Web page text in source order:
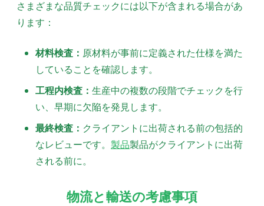
さまざまな品質チェックには以下が含まれる場合があ
ります：
材料検査： 原材料が事前に定義された仕様を満た
していることを確認します。
工程内検査： 生産中の複数の段階でチェックを行
い、早期に欠陥を発見します。
最終検査： クライアントに出荷される前の包括的
なレビューです。 製品製品がクライアントに出荷
される前に。
物流と輸送の考慮事項